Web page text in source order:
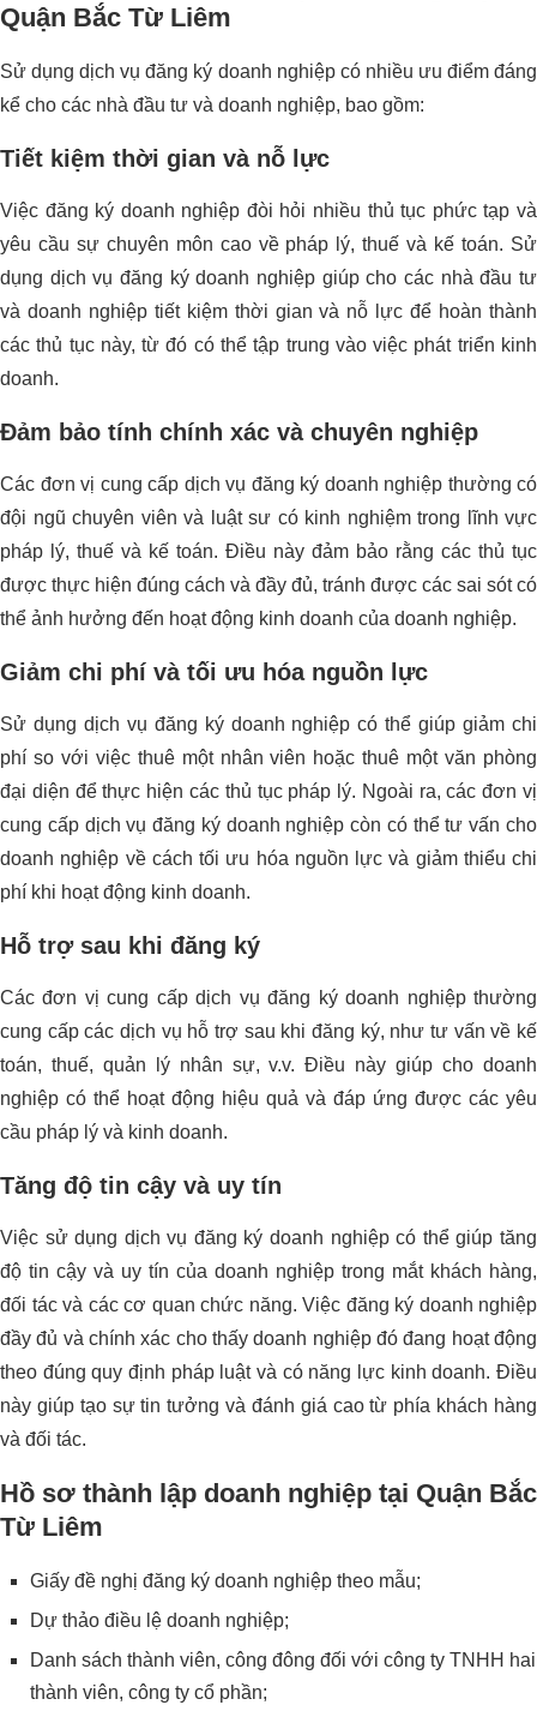
Quận Bắc Từ Liêm
Sử dụng dịch vụ đăng ký doanh nghiệp có nhiều ưu điểm đáng
kể cho các nhà đầu tư và doanh nghiệp, bao gồm:
Tiết kiệm thời gian và nỗ lực
Việc đăng ký doanh nghiệp đòi hỏi nhiều thủ tục phức tạp và
yêu cầu sự chuyên môn cao về pháp lý, thuế và kế toán. Sử
dụng dịch vụ đăng ký doanh nghiệp giúp cho các nhà đầu tư
và doanh nghiệp tiết kiệm thời gian và nỗ lực để hoàn thành
các thủ tục này, từ đó có thể tập trung vào việc phát triển kinh
doanh.
Đảm bảo tính chính xác và chuyên nghiệp
Các đơn vị cung cấp dịch vụ đăng ký doanh nghiệp thường có
đội ngũ chuyên viên và luật sư có kinh nghiệm trong lĩnh vực
pháp lý, thuế và kế toán. Điều này đảm bảo rằng các thủ tục
được thực hiện đúng cách và đầy đủ, tránh được các sai sót có
thể ảnh hưởng đến hoạt động kinh doanh của doanh nghiệp.
Giảm chi phí và tối ưu hóa nguồn lực
Sử dụng dịch vụ đăng ký doanh nghiệp có thể giúp giảm chi
phí so với việc thuê một nhân viên hoặc thuê một văn phòng
đại diện để thực hiện các thủ tục pháp lý. Ngoài ra, các đơn vị
cung cấp dịch vụ đăng ký doanh nghiệp còn có thể tư vấn cho
doanh nghiệp về cách tối ưu hóa nguồn lực và giảm thiểu chi
phí khi hoạt động kinh doanh.
Hỗ trợ sau khi đăng ký
Các đơn vị cung cấp dịch vụ đăng ký doanh nghiệp thường
cung cấp các dịch vụ hỗ trợ sau khi đăng ký, như tư vấn về kế
toán, thuế, quản lý nhân sự, v.v. Điều này giúp cho doanh
nghiệp có thể hoạt động hiệu quả và đáp ứng được các yêu
cầu pháp lý và kinh doanh.
Tăng độ tin cậy và uy tín
Việc sử dụng dịch vụ đăng ký doanh nghiệp có thể giúp tăng
độ tin cậy và uy tín của doanh nghiệp trong mắt khách hàng,
đối tác và các cơ quan chức năng. Việc đăng ký doanh nghiệp
đầy đủ và chính xác cho thấy doanh nghiệp đó đang hoạt động
theo đúng quy định pháp luật và có năng lực kinh doanh. Điều
này giúp tạo sự tin tưởng và đánh giá cao từ phía khách hàng
và đối tác.
Hồ sơ thành lập doanh nghiệp tại Quận Bắc
Từ Liêm
Giấy đề nghị đăng ký doanh nghiệp theo mẫu;
Dự thảo điều lệ doanh nghiệp;
Danh sách thành viên, công đông đối với công ty TNHH hai
thành viên, công ty cổ phần;